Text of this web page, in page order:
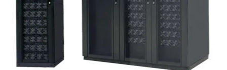
SITE
POLÍTICA
DE